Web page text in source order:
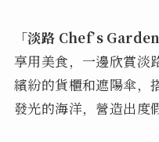
「淡路 Chef’s
享用美食，一邊欣賞淡
繽紛的貨櫃和遮陽傘，
發光的海洋，營造出度